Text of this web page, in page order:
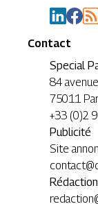
Contact
Special
84
75011
+33 (0)2
Publicité
Site
Rédaction